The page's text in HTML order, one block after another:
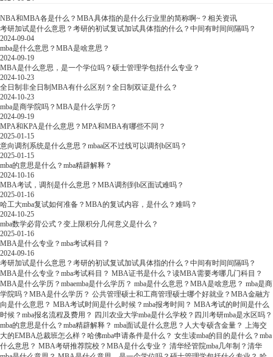
NBA和MBA各是什么？MBA具体指的是什么行业里的简称啊~？相关资讯
考研加试是什么意思？考研的初试复试加试具体指的什么？中间有时间间隔吗？
2024-09-04
mba是什么意思？MBA是啥意思？
2024-09-19
MBA是什么意思，是一个学位吗？硕士管理学包括什么专业？
2024-10-23
全日制非全日制MBA有什么区别？全日制双证是什么？
2024-10-23
mba是商学院吗？MBA是什么学历？
2024-09-19
MPA和KPA是什么意思？MPA和MBA有哪些不同？
2025-01-15
意向调剂系统是什么意思？mbaa区不过线可以调剂b区吗？
2025-01-15
mba的意思是什么？mba精辟解释？
2024-10-16
MBA考试，调剂是什么意思？MBA调剂到b区面试难吗？
2025-01-16
哈工大mba复试如何准备？MBA的复试内容，是什么？难吗？
2024-10-25
mba数学必背公式？变上限积分几何意义是什么？
2025-01-16
MBA是什么专业？mba考试科目？
2024-09-16
考研加试是什么意思？考研的初试复试加试具体指的什么？中间有时间间隔吗？
MBA是什么专业？mba考试科目？ MBA证书是什么？读MBA需要考哪几门科目？
MBA是什么学历？mbaemba是什么学历？ mba是什么意思？MBA是啥意思？ mba是商
学院吗？MBA是什么学历？ 公共管理硕士和工商管理硕士哪个好就业？MBA金融方
向是什么意思？ MBA考试时间是什么时候？mba报考时间？ MBA考试的时间是什么
时候？mba报名流程及费用？ 四川农业大学mba是什么学校？四川考研mba是水区吗？
mba的意思是什么？mba精辟解释？ mba面试是什么意思？人大专硕含金量？ 上海交
大的EMBA总裁班怎么样？哈佛mba申请条件是什么？ 女生读mba的目的是什么？mba
什么意思？ MBA考研推荐院校？MBA是什么专业？ 清华经管院mba几年制？清华